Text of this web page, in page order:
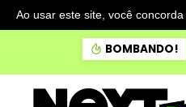
Ao usar este site, você
BOMBANDO!